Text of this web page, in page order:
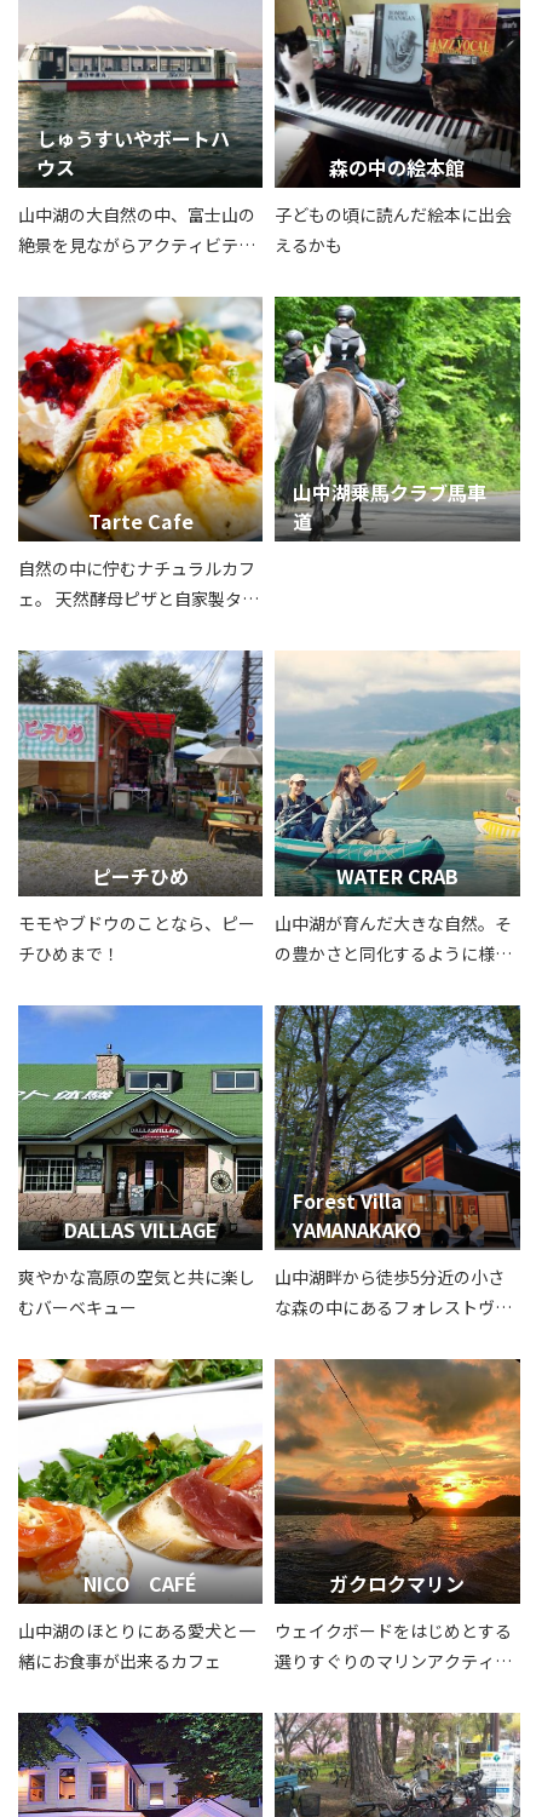
しゅうすいやボートハ
ウス
山中湖の大自然の中、富士山の
絶景を見ながらアクティビティ
森の中の絵本館
子どもの頃に読んだ絵本に出会
えるかも
Tarte Cafe
自然の中に佇むナチュラルカフ
ェ。 天然酵母ピザと自家製タル
山中湖乗馬クラブ馬車
道
ピーチひめ
モモやブドウのことなら、ピー
チひめまで！
WATER CRAB
山中湖が育んだ大きな自然。そ
の豊かさと同化するように様々
だけます。
DALLAS VILLAGE
爽やかな高原の空気と共に楽し
むバーベキュー
Forest Villa
YAMANAKAKO
山中湖畔から徒歩5分近の小さ
な森の中にあるフォレストヴィ
ら、ゆったりとした時間をお過
ごしいただけます。
NICO CAFÉ
山中湖のほとりにある愛犬と一
緒にお食事が出来るカフェ
ガクロクマリン
ウェイクボードをはじめとする
選りすぐりのマリンアクティビ
中湖リゾートです。